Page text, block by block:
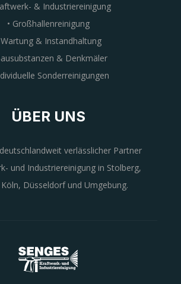
& Industriereinigung
• Großhallenreinigung
Wartung & Instandhaltung
& Denkmäler
Sonderreinigungen
ÜBER UNS
verlässlicher Partner
und Industriereinigung in Stolberg,
Düsseldorf und Umgebung.